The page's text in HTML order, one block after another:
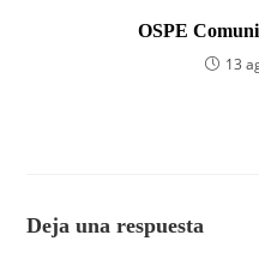
OSPE
13
Deja una respuesta